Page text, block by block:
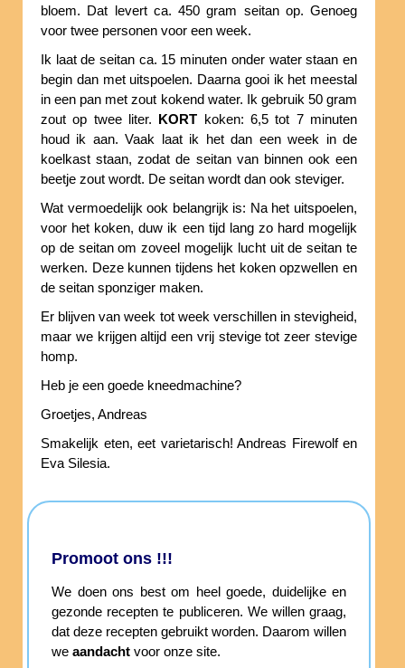
bloem. Dat levert ca. 450 gram seitan op. Genoeg
voor twee personen voor een week.
Ik laat de seitan ca. 15 minuten onder water staan en
begin dan met uitspoelen. Daarna gooi ik het meestal
in een pan met zout kokend water. Ik gebruik 50 gram
zout op twee liter.
KORT koken: 6,5 tot 7 minuten
houd ik aan. Vaak laat ik het dan een week in de
koelkast staan, zodat de seitan van binnen ook een
beetje zout wordt. De seitan wordt dan ook steviger.
Wat vermoedelijk ook belangrijk is: Na het uitspoelen,
voor het koken, duw ik een tijd lang zo hard mogelijk
op de seitan om zoveel mogelijk lucht uit de seitan te
werken. Deze kunnen tijdens het koken opzwellen en
de seitan sponziger maken.
Er blijven van week tot week verschillen in stevigheid,
maar we krijgen altijd een vrij stevige tot zeer stevige
homp.
Heb je een goede kneedmachine?
Groetjes, Andreas
Smakelijk eten, eet varietarisch! Andreas Firewolf en
Eva Silesia.
Promoot ons !!!
We doen ons best om heel goede, duidelijke en
gezonde recepten te publiceren. We willen graag,
dat deze recepten gebruikt worden. Daarom willen
we aandacht voor onze site.